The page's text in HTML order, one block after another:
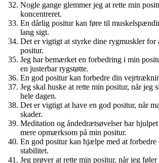
Nogle gange glemmer jeg at rette min
koncentreret.
En dårlig positur kan føre til
lang sigt.
Det er vigtigt at styrke dine rygmuskler for
positur.
Jeg har bemærket en forbedring i min
en justerbar rygstøtte.
En god positur kan forbedre din
Jeg skal huske at rette min positur, når jeg
hele dagen.
Det er vigtigt at have en god positur, når
skader.
Meditation og åndedrætsøvelser har
mere opmærksom på min positur.
En god positur kan hjælpe med at forbedre
stabilitet.
Jeg prøver at rette min positur, når jeg føler